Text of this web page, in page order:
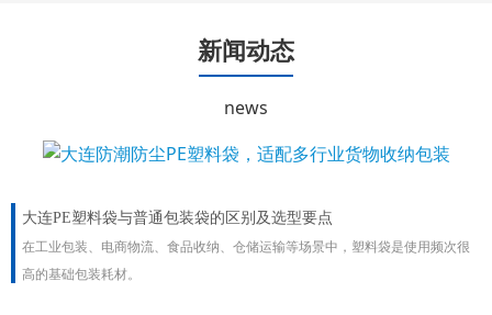
新闻动态
news
大连PE塑料袋与普通包装袋的区别及选型要点
在工业包装、电商物流、食品收纳、仓储运输等场景中，塑料袋是使用频次很
高的基础包装耗材。